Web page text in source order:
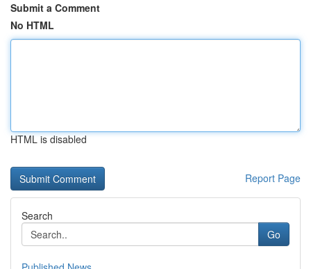
Submit a Comment
No HTML
HTML is disabled
Report Page
Search
Go